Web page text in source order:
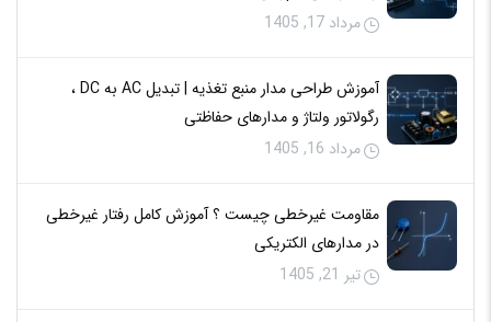
مرداد 17, 1405
آموزش طراحی مدار منبع تغذیه | تبدیل AC به DC ،
رگولاتور ولتاژ و مدارهای حفاظتی
مرداد 16, 1405
مقاومت غیرخطی چیست ؟ آموزش کامل رفتار غیرخطی
در مدارهای الکتریکی
تیر 21, 1405